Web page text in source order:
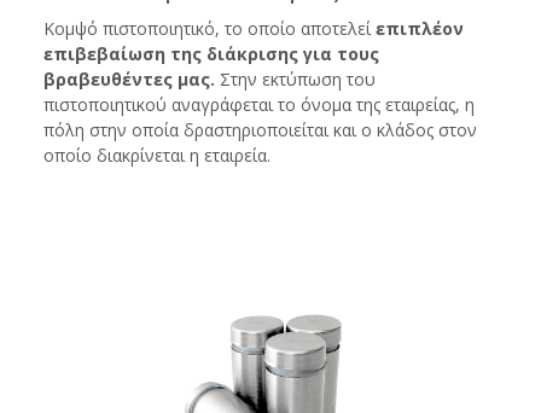
Κομψό πιστοποιητικό, το οποίο αποτελεί επιπλέον
επιβεβαίωση της διάκρισης για τους
βραβευθέντες μας. Στην εκτύπωση του
πιστοποιητικού αναγράφεται το όνομα της εταιρείας, η
πόλη στην οποία δραστηριοποιείται και ο κλάδος στον
οποίο διακρίνεται η εταιρεία.